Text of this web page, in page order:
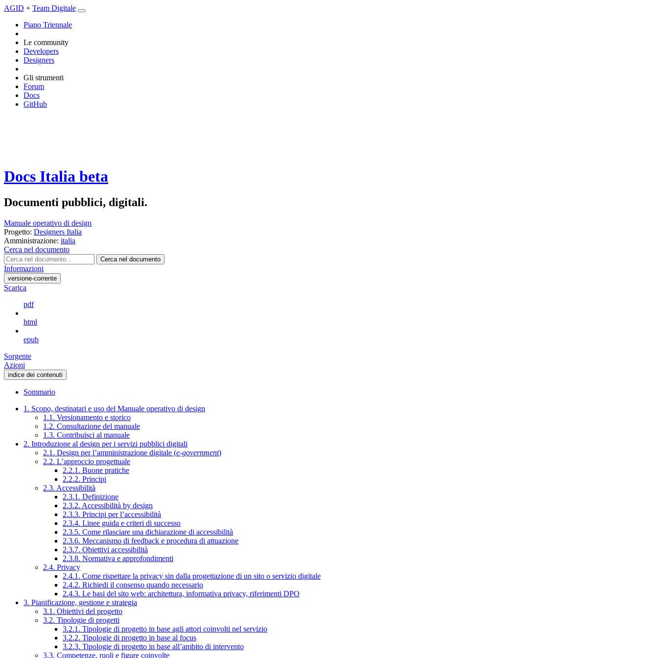
AGID + Team Digitale
Piano Triennale
Le community
Developers
Designers
Gli strumenti
Forum
Docs
GitHub
Docs Italia beta
Documenti pubblici, digitali.
Manuale operativo di design
Progetto: Designers Italia
Amministrazione: italia
Cerca nel documento
Cerca nel documento
Informazioni
versione-corrente
Scarica
pdf
html
epub
Sorgente
Azioni
indice dei contenuti
Sommario
1. Scopo, destinatari e uso del Manuale operativo di design
1.1. Versionamento e storico
1.2. Consultazione del manuale
1.3. Contribuisci al manuale
2. Introduzione al design per i servizi pubblici digitali
2.1. Design per l’amministrazione digitale (e-government)
2.2. L’approccio progettuale
2.2.1. Buone pratiche
2.2.2. Principi
2.3. Accessibilità
2.3.1. Definizione
2.3.2. Accessibilità by design
2.3.3. Principi per l’accessibilità
2.3.4. Linee guida e criteri di successo
2.3.5. Come rilasciare una dichiarazione di accessibilità
2.3.6. Meccanismo di feedback e procedura di attuazione
2.3.7. Obiettivi accessibilità
2.3.8. Normativa e approfondimenti
2.4. Privacy
2.4.1. Come rispettare la privacy sin dalla progettazione di un sito o servizio digitale
2.4.2. Richiedi il consenso quando necessario
2.4.3. Le basi del sito web: architettura, informativa privacy, riferimenti DPO
3. Pianificazione, gestione e strategia
3.1. Obiettivi del progetto
3.2. Tipologie di progetti
3.2.1. Tipologie di progetto in base agli attori coinvolti nel servizio
3.2.2. Tipologie di progetto in base al focus
3.2.3. Tipologie di progetto in base all’ambito di intervento
3.3. Competenze, ruoli e figure coinvolte